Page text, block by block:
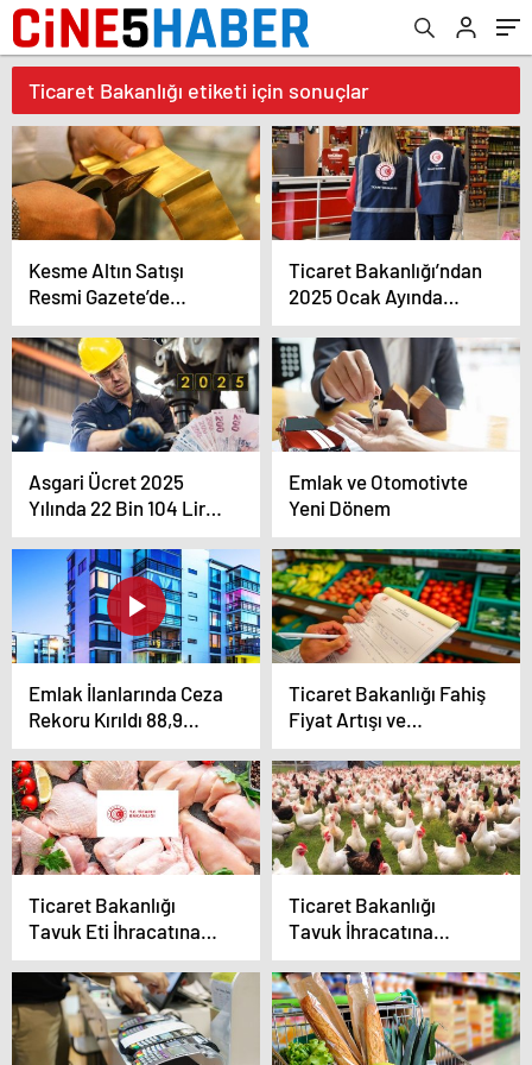
Ticaret Bakanlığı etiketi için sonuçlar
Kesme Altın Satışı
Resmi Gazete’de
Yasaklandı
Ticaret Bakanlığı’ndan
2025 Ocak Ayında
283,7 Milyon TL Para
Cezası
Asgari Ücret 2025
Yılında 22 Bin 104 Lira
Oldu
Emlak ve Otomotivte
Yeni Dönem
Emlak İlanlarında Ceza
Rekoru Kırıldı 88,9
Milyon TL!
Ticaret Bakanlığı Fahiş
Fiyat Artışı ve
Stokçuluk Yapanlara
Ceza Yağdırdı !
Ticaret Bakanlığı
Tavuk Eti İhracatına
Sınırlama Getirdi!
Ticaret Bakanlığı
Tavuk İhracatına
Yasak Getiriyor